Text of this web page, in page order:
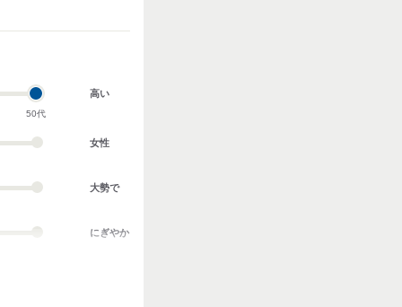
50代
高い
女性
大勢で
にぎやか